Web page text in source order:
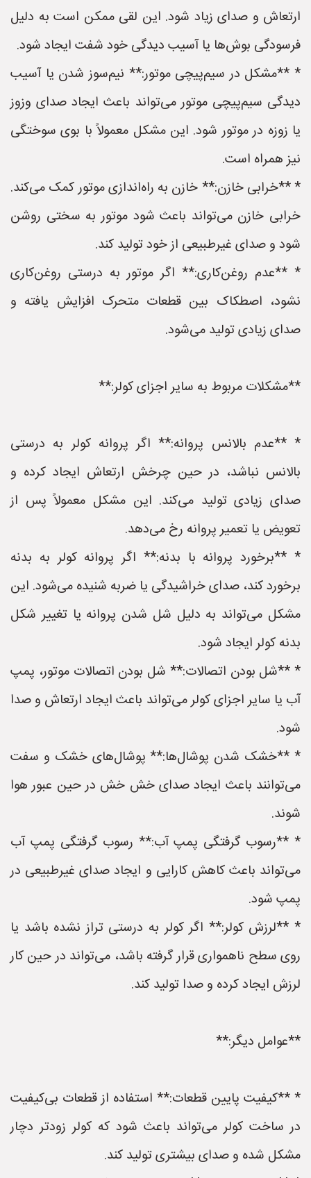
ارتعاش و صدای زیاد شود. این لقی ممکن است به دلیل
فرسودگی بوش‌ها یا آسیب دیدگی خود شفت ایجاد شود.
* **مشکل در سیم‌پیچی موتور:** نیم‌سوز شدن یا آسیب
دیدگی سیم‌پیچی موتور می‌تواند باعث ایجاد صدای وزوز
یا زوزه در موتور شود. این مشکل معمولاً با بوی سوختگی
نیز همراه است.
* **خرابی خازن:** خازن به راه‌اندازی موتور کمک می‌کند.
خرابی خازن می‌تواند باعث شود موتور به سختی روشن
شود و صدای غیرطبیعی از خود تولید کند.
* **عدم روغن‌کاری:** اگر موتور به درستی روغن‌کاری
نشود، اصطکاک بین قطعات متحرک افزایش یافته و
صدای زیادی تولید می‌شود.
**مشکلات مربوط به سایر اجزای کولر:**
* **عدم بالانس پروانه:** اگر پروانه کولر به درستی
بالانس نباشد، در حین چرخش ارتعاش ایجاد کرده و
صدای زیادی تولید می‌کند. این مشکل معمولاً پس از
تعویض یا تعمیر پروانه رخ می‌دهد.
* **برخورد پروانه با بدنه:** اگر پروانه کولر به بدنه
برخورد کند، صدای خراشیدگی یا ضربه شنیده می‌شود. این
مشکل می‌تواند به دلیل شل شدن پروانه یا تغییر شکل
بدنه کولر ایجاد شود.
* **شل بودن اتصالات:** شل بودن اتصالات موتور، پمپ
آب یا سایر اجزای کولر می‌تواند باعث ایجاد ارتعاش و صدا
شود.
* **خشک شدن پوشال‌ها:** پوشال‌های خشک و سفت
می‌توانند باعث ایجاد صدای خش خش در حین عبور هوا
شوند.
* **رسوب گرفتگی پمپ آب:** رسوب گرفتگی پمپ آب
می‌تواند باعث کاهش کارایی و ایجاد صدای غیرطبیعی در
پمپ شود.
* **لرزش کولر:** اگر کولر به درستی تراز نشده باشد یا
روی سطح ناهمواری قرار گرفته باشد، می‌تواند در حین کار
لرزش ایجاد کرده و صدا تولید کند.
**عوامل دیگر:**
* **کیفیت پایین قطعات:** استفاده از قطعات بی‌کیفیت
در ساخت کولر می‌تواند باعث شود که کولر زودتر دچار
مشکل شده و صدای بیشتری تولید کند.